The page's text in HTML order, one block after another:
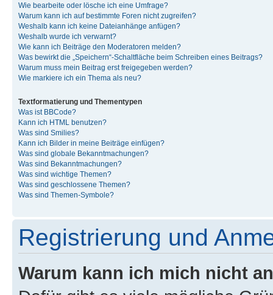
Wie bearbeite oder lösche ich eine Umfrage?
Warum kann ich auf bestimmte Foren nicht zugreifen?
Weshalb kann ich keine Dateianhänge anfügen?
Weshalb wurde ich verwarnt?
Wie kann ich Beiträge den Moderatoren melden?
Was bewirkt die „Speichern“-Schaltfläche beim Schreiben eines Beitrags?
Warum muss mein Beitrag erst freigegeben werden?
Wie markiere ich ein Thema als neu?
Textformatierung und Thementypen
Was ist BBCode?
Kann ich HTML benutzen?
Was sind Smilies?
Kann ich Bilder in meine Beiträge einfügen?
Was sind globale Bekanntmachungen?
Was sind Bekanntmachungen?
Was sind wichtige Themen?
Was sind geschlossene Themen?
Was sind Themen-Symbole?
Registrierung und
Warum kann ich mich nicht